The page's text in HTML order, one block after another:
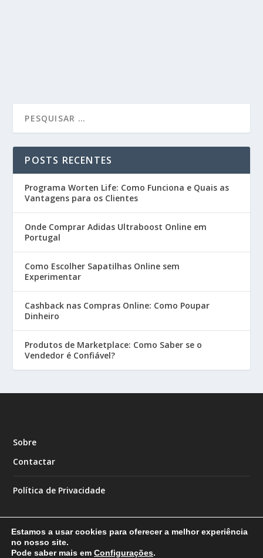
POSTS RECENTES
Programa Worten Life: Como Funciona e Quais as
Vantagens para os Clientes
Onde Comprar Adidas Ultraboost Online em
Portugal
Como Escolher Sapatilhas Online sem
Experimentar
Cashback nas Compras Online: Como Poupar
Dinheiro
Produtos de Marketplace: Como Saber se o
Vendedor é Confiável?
Sobre
Contactar
Política de Privacidade
Estamos a usar cookies para oferecer a melhor experiência
no nosso site.
Pode saber mais em Configurações.